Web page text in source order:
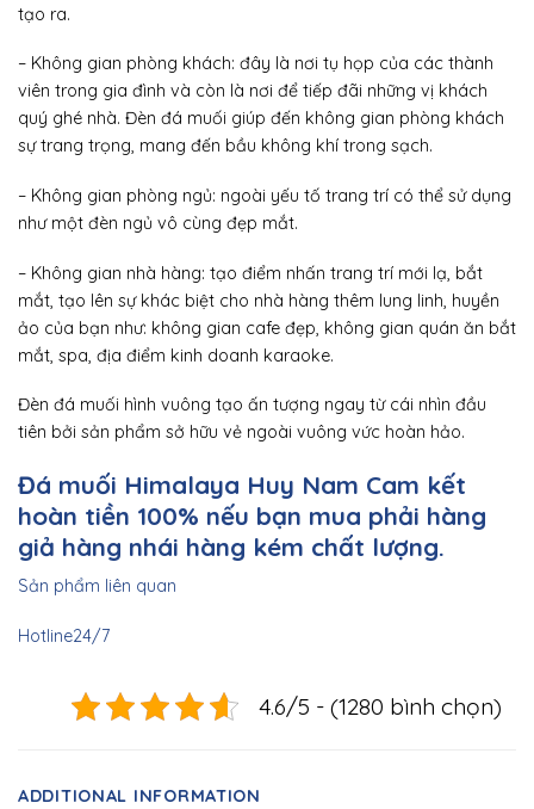
tạo ra.
– Không gian phòng khách: đây là nơi tụ họp của các thành
viên trong gia đình và còn là nơi để tiếp đãi những vị khách
quý ghé nhà. Đèn đá muối giúp đến không gian phòng khách
sự trang trọng, mang đến bầu không khí trong sạch.
– Không gian phòng ngủ: ngoài yếu tố trang trí có thể sử dụng
như một đèn ngủ vô cùng đẹp mắt.
– Không gian nhà hàng: tạo điểm nhấn trang trí mới lạ, bắt
mắt, tạo lên sự khác biệt cho nhà hàng thêm lung linh, huyền
ảo của bạn như: không gian cafe đẹp, không gian quán ăn bắt
mắt, spa, địa điểm kinh doanh karaoke.
Đèn đá muối hình vuông tạo ấn tượng ngay từ cái nhìn đầu
tiên bởi sản phẩm sở hữu vẻ ngoài vuông vức hoàn hảo.
Đá muối Himalaya Huy Nam Cam kết
hoàn tiền 100% nếu bạn mua phải hàng
giả hàng nhái hàng kém chất lượng.
Sản phẩm liên quan
Hotline24/7
4.6/5 - (1280 bình chọn)
ADDITIONAL INFORMATION